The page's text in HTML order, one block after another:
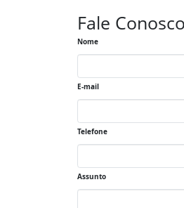
Fale Conosco
Nome
E-mail
Telefone
Assunto